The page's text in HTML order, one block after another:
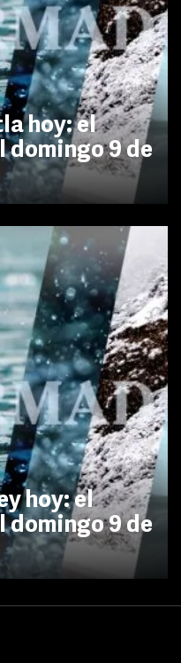
hoy: el
domingo 9 de
hoy: el
domingo 9 de